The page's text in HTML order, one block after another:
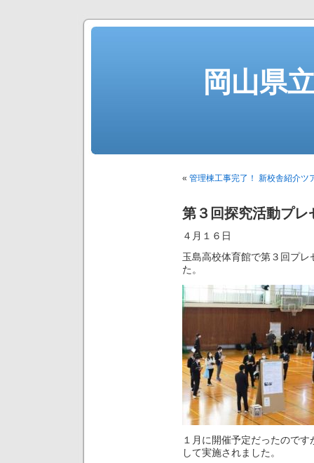
岡山県
« 管理棟工事完了！ 新校舎紹介ツ
第３回探究活動プレ
４月１６日
玉島高校体育館で第３回プ
た。
１月に開催予定だったので
して実施されました。